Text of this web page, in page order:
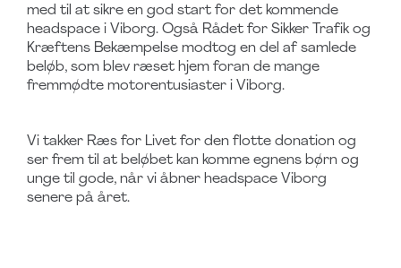
med til at sikre en god start for det kommende
headspace i Viborg. Også Rådet for Sikker Trafik og
Kræftens Bekæmpelse modtog en del af samlede
beløb, som blev ræset hjem foran de mange
fremmødte motorentusiaster i Viborg.
Vi takker Ræs for Livet for den flotte donation og
ser frem til at beløbet kan komme egnens børn og
unge til gode, når vi åbner headspace Viborg
senere på året.